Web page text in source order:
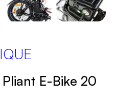
E-Bike 20